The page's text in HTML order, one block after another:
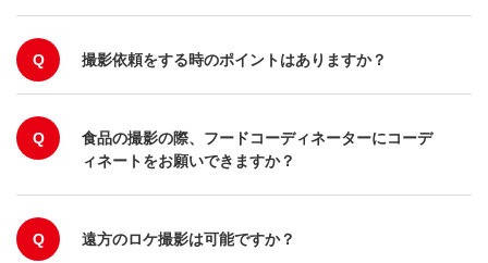
Q 撮影依頼をする時のポイントはありますか？
Q
食品の撮影の際、フードコーディネーターにコーデ
ィネートをお願いできますか？
Q 遠方のロケ撮影は可能ですか？